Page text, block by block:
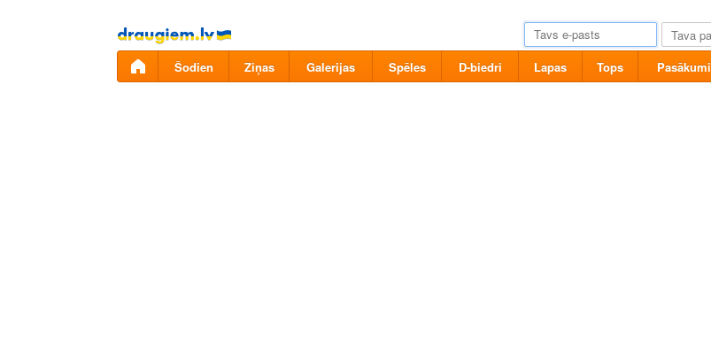
Pāriet
uz
saturu
Šodien Ziņas Galerijas Spēles D-biedri Lapas Tops Pasākumi